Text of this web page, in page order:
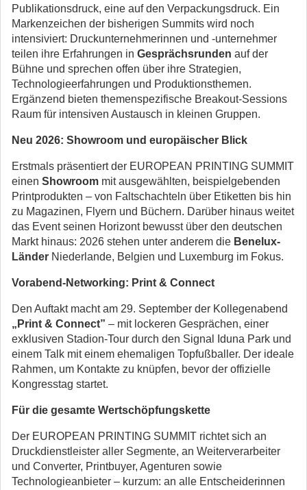
Publikationsdruck, eine auf den Verpackungsdruck. Ein
Markenzeichen der bisherigen Summits wird noch
intensiviert: Druckunternehmerinnen und -unternehmer
teilen ihre Erfahrungen in Gesprächsrunden auf der
Bühne und sprechen offen über ihre Strategien,
Technologieerfahrungen und Produktionsthemen.
Ergänzend bieten themenspezifische Breakout-Sessions
Raum für intensiven Austausch in kleinen Gruppen.
Neu 2026: Showroom und europäischer Blick
Erstmals präsentiert der EUROPEAN PRINTING SUMMIT
einen Showroom mit ausgewählten, beispielgebenden
Printprodukten – von Faltschachteln über Etiketten bis hin
zu Magazinen, Flyern und Büchern. Darüber hinaus weitet
das Event seinen Horizont bewusst über den deutschen
Markt hinaus: 2026 stehen unter anderem die Benelux-
Länder Niederlande, Belgien und Luxemburg im Fokus.
Vorabend-Networking: Print & Connect
Den Auftakt macht am 29. September der Kollegenabend
„Print & Connect” – mit lockeren Gesprächen, einer
exklusiven Stadion-Tour durch den Signal Iduna Park und
einem Talk mit einem ehemaligen Topfußballer. Der ideale
Rahmen, um Kontakte zu knüpfen, bevor der offizielle
Kongresstag startet.
Für die gesamte Wertschöpfungskette
Der EUROPEAN PRINTING SUMMIT richtet sich an
Druckdienstleister aller Segmente, an Weiterverarbeiter
und Converter, Printbuyer, Agenturen sowie
Technologieanbieter – kurzum: an alle Entscheiderinnen